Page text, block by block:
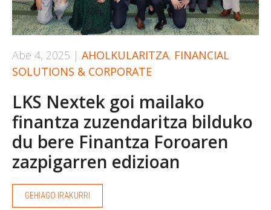
LKS Nextek goi mailako
finantza zuzendaritza bilduko
du bere Finantza Foroaren
zazpigarren edizioan
Abe 4, 2025 | AHOLKULARITZA, FINANCIAL
SOLUTIONS & CORPORATE
GEHIAGO IRAKURRI